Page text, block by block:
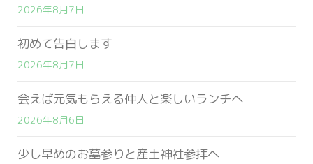
2026年8月7日
初めて告白します
2026年8月7日
会えば元気もらえる仲人と楽しいランチへ
2026年8月6日
少し早めのお墓参りと産土神社参拝へ